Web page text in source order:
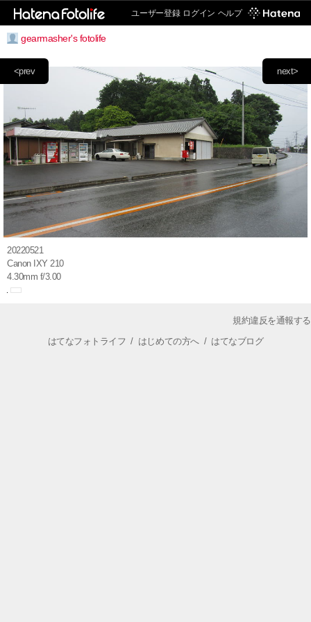
ユーザー登録 ログイン ヘルプ
gearmasher's fotolife
next>
<prev
20220521
Canon IXY 210
4.30mm f/3.00
規約違反を通報する
はてなフォトライフ / はじめての方へ/ はてなブログ